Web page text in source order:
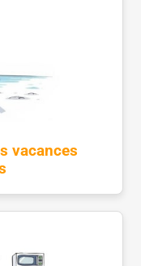
vacances